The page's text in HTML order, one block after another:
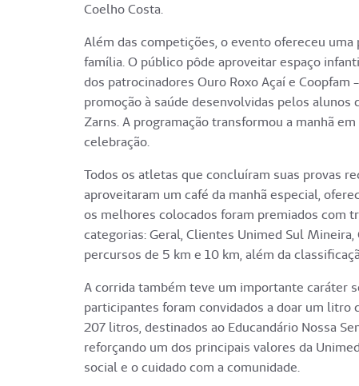
Coelho Costa.
Além das competições, o evento ofereceu uma
família. O público pôde aproveitar espaço
dos patrocinadores Ouro Roxo Açaí e Coopfam
promoção à saúde desenvolvidas pelos alunos
Zarns. A programação transformou a manhã
celebração.
Todos os atletas que concluíram suas provas
aproveitaram um café da manhã especial,
os melhores colocados foram premiados com
categorias: Geral, Clientes Unimed Sul
percursos de 5 km e 10 km, além da
A corrida também teve um importante caráter
participantes foram convidados a doar um litro
207 litros, destinados ao Educandário Nossa
reforçando um dos principais valores da
social e o cuidado com a comunidade.